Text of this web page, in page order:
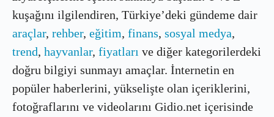
kuşağını ilgilendiren, Türkiye’deki gündeme dair
araçlar, rehber, eğitim, finans, sosyal medya,
trend, hayvanlar, fiyatları ve diğer kategorilerdeki
doğru bilgiyi sunmayı amaçlar. İnternetin en
popüler haberlerini, yükselişte olan içeriklerini,
fotoğraflarını ve videolarını Gidio.net içerisinde